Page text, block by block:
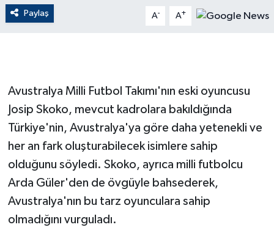
Paylaş A- A+
Avustralya Milli Futbol Takımı'nın eski oyuncusu
Josip Skoko, mevcut kadrolara bakıldığında
Türkiye'nin, Avustralya'ya göre daha yetenekli ve
her an fark oluşturabilecek isimlere sahip
olduğunu söyledi. Skoko, ayrıca milli futbolcu
Arda Güler'den de övgüyle bahsederek,
Avustralya'nın bu tarz oyunculara sahip
olmadığını vurguladı.
Gayrimenkul
Güvenlik
HABERDE İNSAN
İNSAN
İş Dünyası